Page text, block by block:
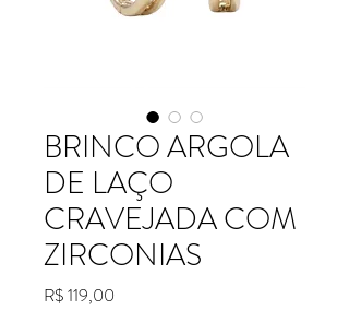
BRINCO ARGOLA
DE LAÇO
CRAVEJADA COM
ZIRCONIAS
R$ 119,00